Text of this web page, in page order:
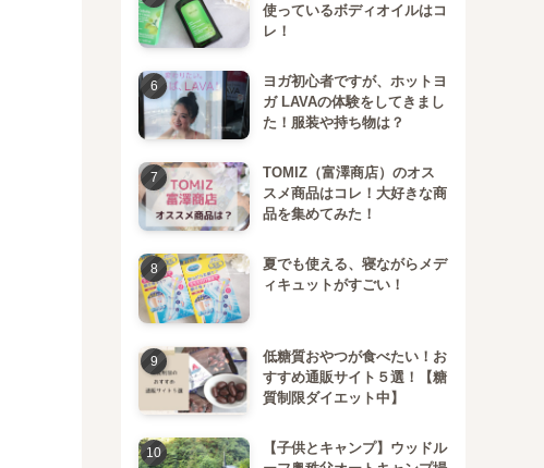
使っているボディオイルはコ
レ！
ヨガ初心者ですが、ホットヨ
ガ LAVAの体験をしてきまし
た！服装や持ち物は？
TOMIZ（富澤商店）のオス
スメ商品はコレ！大好きな商
品を集めてみた！
夏でも使える、寝ながらメデ
ィキュットがすごい！
低糖質おやつが食べたい！お
すすめ通販サイト５選！【糖
質制限ダイエット中】
【子供とキャンプ】ウッドル